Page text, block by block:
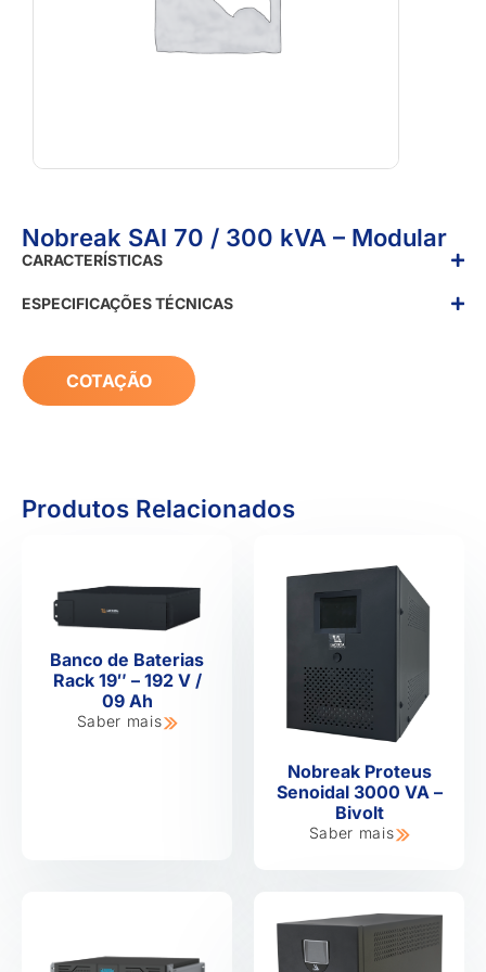
Nobreak SAI 70 / 300 kVA – Modular
CARACTERÍSTICAS
ESPECIFICAÇÕES TÉCNICAS
COTAÇÃO
Produtos Relacionados
Banco de Baterias
Rack 19″ – 192 V /
09 Ah
Saber mais
Nobreak Proteus
Senoidal 3000 VA –
Bivolt
Saber mais